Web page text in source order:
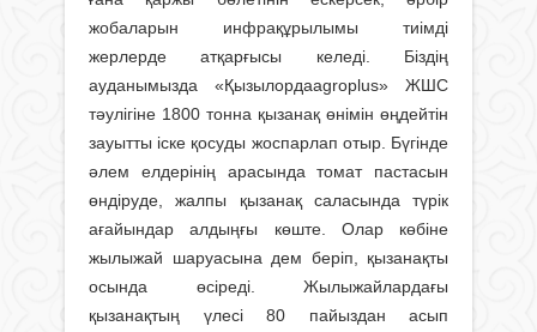
жобаларын инфрақұрылымы тиімді
жерлерде атқарғысы келеді. Біздің
ауданымызда «Қызылордаagroplus» ЖШС
тәулігіне 1800 тонна қызанақ өнімін өңдейтін
зауытты іске қосуды жоспарлап отыр. Бүгінде
әлем елдерінің арасында томат пастасын
өндіруде, жалпы қызанақ саласында түрік
ағайындар алдыңғы көште. Олар көбіне
жылыжай шаруасына дем беріп, қызанақты
осында өсіреді. Жылыжайлардағы
қызанақтың үлесі 80 пайыздан асып